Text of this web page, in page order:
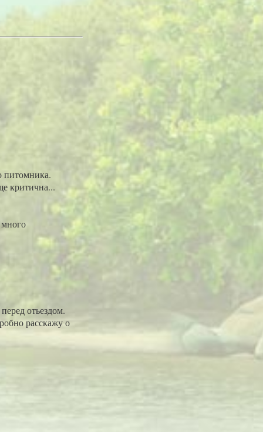
питомника.
критична...
отьездом.
расскажу о